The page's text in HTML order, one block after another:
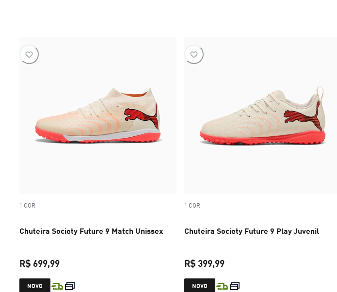
1 COR
Chuteira Society Future 9 Match Unissex
R$ 699,99
preço atual R$ 699,99
NOVO
1 COR
Chuteira Society Future 9 Play Juvenil
R$ 399,99
preço atual R$ 399,99
NOVO